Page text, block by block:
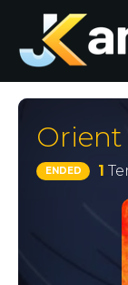
Orient
ENDED 1